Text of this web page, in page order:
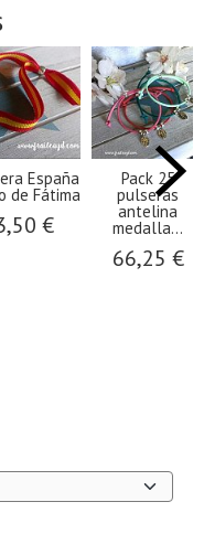
España
de Fátima
€
Pack 25
pulseras
antelina
medalla...
66,25 €